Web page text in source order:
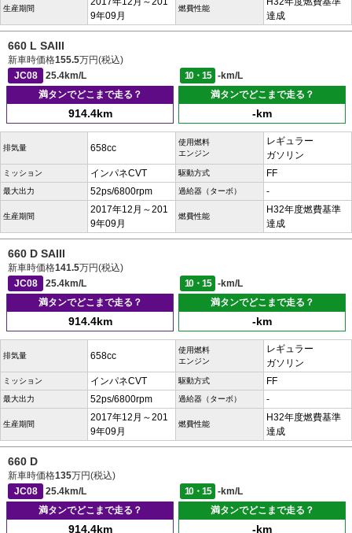
生産期間
9年09月
燃費性能
達成
660 L SAIII
新車時価格155.5万円(税込)
JC08
25.4km/L 10・15
-km/L
満タンでどこまで走る？
914.4km
満タンでどこまで走る？
-km
排気量 658cc
使用燃料
エンジン
レギュラー
ガソリン
ミッション インパネCVT 駆動方式 FF
最大出力 52ps/6800rpm 過給器（ターボ） -
生産期間
2017年12月～201
9年09月
燃費性能
H32年度燃費基準
達成
660 D SAIII
新車時価格141.5万円(税込)
JC08
25.4km/L 10・15
-km/L
満タンでどこまで走る？
914.4km
満タンでどこまで走る？
-km
排気量 658cc
使用燃料
エンジン
レギュラー
ガソリン
ミッション インパネCVT 駆動方式 FF
最大出力 52ps/6800rpm 過給器（ターボ） -
生産期間
2017年12月～201
9年09月
燃費性能
H32年度燃費基準
達成
660 D
新車時価格135万円(税込)
JC08
25.4km/L 10・15
-km/L
満タンでどこまで走る？
914.4km
満タンでどこまで走る？
-km